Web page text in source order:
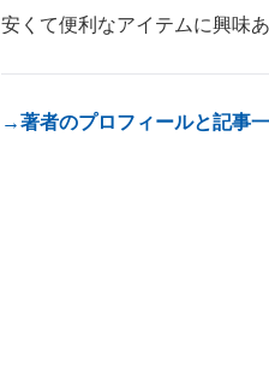
安くて便利なアイテムに興味
→著者のプロフィールと記事